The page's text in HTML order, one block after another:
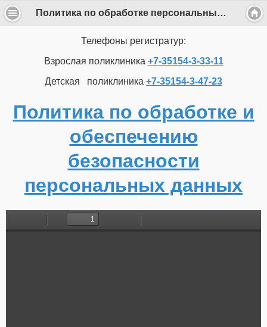
Политика по обработке персональных данных
Телефоны регистратур:
Взрослая поликлиника +7-35154-3-33-11
Детская поликлиника +7-35154-3-47-23
Политика по обработке и
обеспечению
безопасности
персональных данных